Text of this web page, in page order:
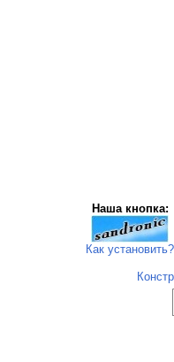
Наша кнопка:
Как установить?